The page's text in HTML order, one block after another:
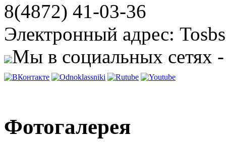
8(4872) 41-03-36
Электронный адрес:
Мы в социальных сетях
Фотогалерея